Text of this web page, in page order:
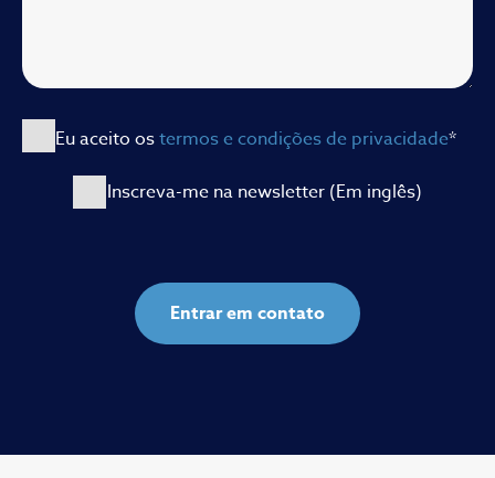
Eu aceito ostermos e condições de privacidade*
Inscreva-me na newsletter (Em inglês)